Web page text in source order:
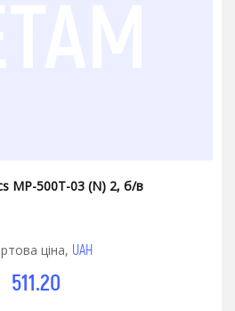
МP-500Т-03 (N) 2, б/в
ціна, UAH
511.20